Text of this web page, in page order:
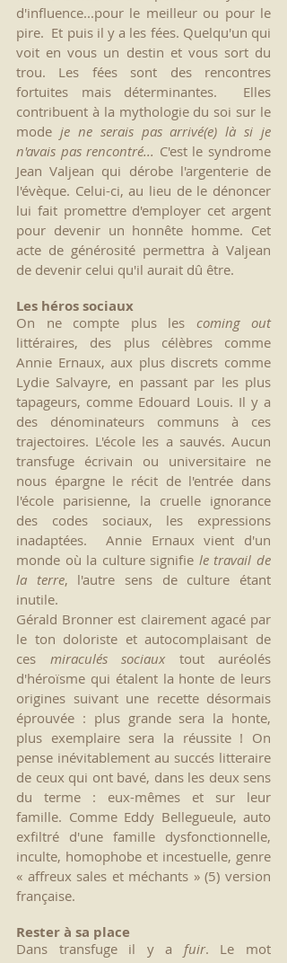
d'influence...pour le meilleur ou pour le
pire.  Et puis il y a les fées. Quelqu'un qui
voit en vous un destin et vous sort du
trou. Les fées sont des rencontres
fortuites mais déterminantes.  Elles
contribuent à la mythologie du soi sur le
mode je ne serais pas arrivé(e) là si je
n'avais pas rencontré... C'est le syndrome
Jean Valjean qui dérobe l'argenterie de
l'évèque. Celui-ci, au lieu de le dénoncer
lui fait promettre d'employer cet argent
pour devenir un honnête homme. Cet
acte de générosité permettra à Valjean
de devenir celui qu'il aurait dû être.
Les héros sociaux
On ne compte plus les coming out
littéraires, des plus célèbres comme
Annie Ernaux, aux plus discrets comme
Lydie Salvayre, en passant par les plus
tapageurs, comme Edouard Louis. Il y a
des dénominateurs communs à ces
trajectoires. L'école les a sauvés. Aucun
transfuge écrivain ou universitaire ne
nous épargne le récit de l'entrée dans
l'école parisienne, la cruelle ignorance
des codes sociaux, les expressions
inadaptées.  Annie Ernaux vient d'un
monde où la culture signifie le travail de
la terre, l'autre sens de culture étant
inutile.
Gérald Bronner est clairement agacé par
le ton doloriste et autocomplaisant de
ces miraculés sociaux tout auréolés
d'héroïsme qui étalent la honte de leurs
origines suivant une recette désormais
éprouvée : plus grande sera la honte,
plus exemplaire sera la réussite ! On
pense inévitablement au succés litteraire
de ceux qui ont bavé, dans les deux sens
du terme : eux-mêmes et sur leur
famille. Comme Eddy Bellegueule, auto
exfiltré d'une famille dysfonctionnelle,
inculte, homophobe et incestuelle, genre
« affreux sales et méchants » (5) version
française.
Rester à sa place
Dans transfuge il y a fuir. Le mot